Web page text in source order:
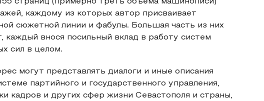
страниц (примерно треть объёма машинописи)
каждому из которых автор присваивает
сюжетной линии и фабулы. Большая часть из них
каждый внося посильный вклад в работу систем
сил в целом.
могут представлять диалоги и иные описания
партийного и государственного управления,
кадров и других сфер жизни Севастополя и страны,